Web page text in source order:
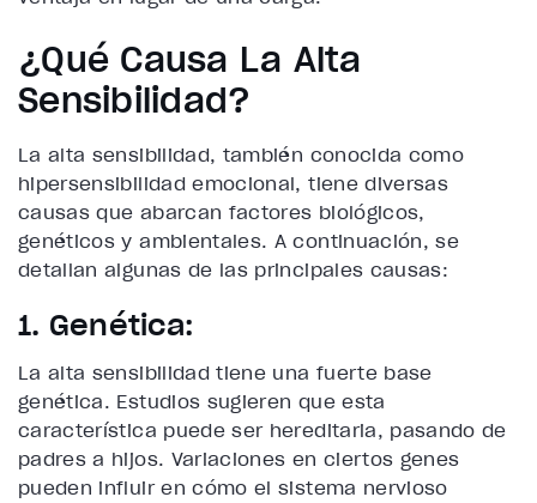
¿Qué Causa La Alta
Sensibilidad?
La alta sensibilidad, también conocida como
hipersensibilidad emocional, tiene diversas
causas que abarcan factores biológicos,
genéticos y ambientales. A continuación, se
detallan algunas de las principales causas:
1. Genética:
La alta sensibilidad tiene una fuerte base
genética. Estudios sugieren que esta
característica puede ser hereditaria, pasando de
padres a hijos. Variaciones en ciertos genes
pueden influir en cómo el sistema nervioso